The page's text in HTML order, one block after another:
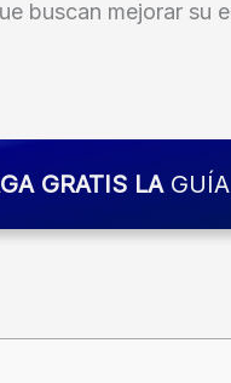
buscan mejorar su
GRATIS LA GUÍA